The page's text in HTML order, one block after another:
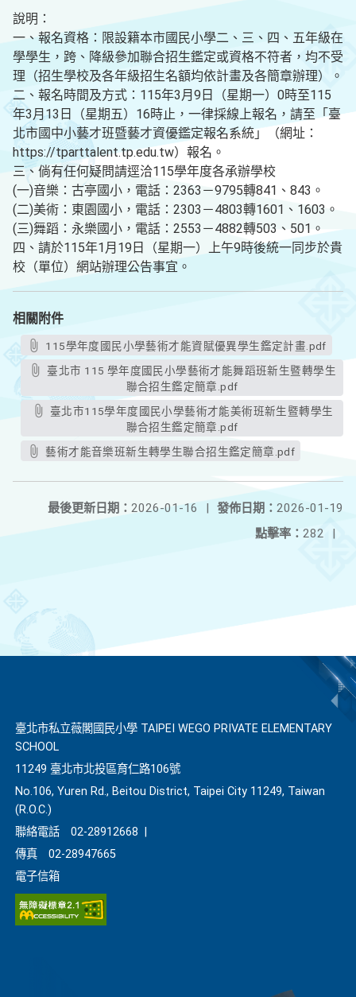
說明：
一、報名資格：限設籍本市國民小學二、三、四、五年級在
學學生，跨、降級參加聯合招生鑑定或資格不符者，均不受
理（招生學校及各年級招生名額均依計畫及各簡章辦理）。
二、報名時間及方式：115年3月9日（星期一）0時至115
年3月13日（星期五）16時止，一律採線上報名，請至「臺
北市國中小藝才班暨藝才資優鑑定報名系統」（網址：
https://tparttalent.tp.edu.tw）報名。
三、倘有任何疑問請逕洽115學年度各承辦學校
(一)音樂：古亭國小，電話：2363－9795轉841、843。
(二)美術：東園國小，電話：2303－4803轉1601、1603。
(三)舞蹈：永樂國小，電話：2553－4882轉503、501。
四、請於115年1月19日（星期一）上午9時後統一同步於貴
校（單位）網站辦理公告事宜。
相關附件
115學年度國民小學藝術才能資賦優異學生鑑定計畫.pdf
聯合招生鑑定簡章.pdf
聯合招生鑑定簡章.pdf
藝術才能音樂班新生轉學生聯合招生鑑定簡章.pdf
發佈日期： 2026-01-19
最後更新日期： 2026-01-16
|
點擊率： 282 |
臺北市私立薇閣國民小學 TAIPEI WEGO PRIVATE ELEMENTARY
SCHOOL
11249 臺北市北投區育仁路106號
No.106, Yuren Rd., Beitou District, Taipei City 11249, Taiwan
(R.O.C.)
聯絡電話
02-28912668
傳真
02-28947665
電子信箱